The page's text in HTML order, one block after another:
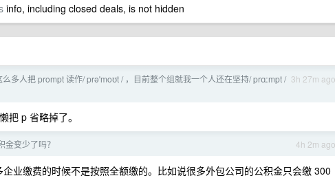
info, including closed deals, is not hidden
3h 27m ago
么多人把 prompt 读作/ prəˈmoʊt / ，目前整个组就我一个人还在坚持/ prɑːmpt /
把 p 省略掉了。
4h 2m ago
金变少了吗？
业缴费的时候不是按照全额缴的。比如说很多外包公司的公积金只会缴 300